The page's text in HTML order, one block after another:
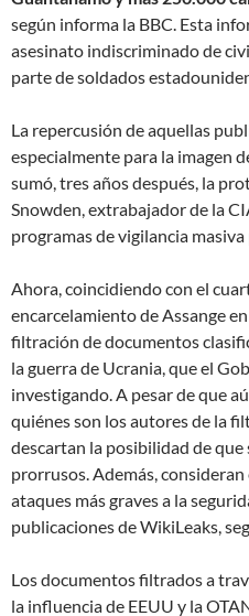
según informa la BBC. Esta
asesinato indiscriminado de
parte de soldados
La repercusión de aquellas
especialmente para la imagen
sumó, tres años después, la
Snowden, extrabajador de la
programas de vigilancia
Ahora, coincidiendo con el
encarcelamiento de Assange
filtración de documentos
la guerra de Ucrania, que el
investigando. A pesar de que
quiénes son los autores de la
descartan la posibilidad de
prorrusos. Además,
ataques más graves a la
publicaciones de WikiLeaks,
Los documentos filtrados a
la influencia de EEUU y la